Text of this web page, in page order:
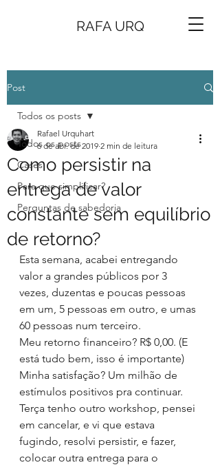
RAFA URQ
Post
Todos os posts
Cases
Para que simplificar?
Perguntas de sabedoria
Todos os posts
Como persistir na
entrega de valor
constante sem equilíbrio
de retorno?
Rafael Urquhart
6 de abr. de 2019 2 min de leitura
Esta semana, acabei entregando
valor a grandes públicos por 3
vezes, duzentas e poucas pessoas
em um, 5 pessoas em outro, e umas
60 pessoas num terceiro.
Meu retorno financeiro? R$ 0,00. (E
está tudo bem, isso é importante)
Minha satisfação? Um milhão de
estímulos positivos pra continuar.
Terça tenho outro workshop, pensei
em cancelar, e vi que estava
fugindo, resolvi persistir, e fazer,
colocar outra entrega para o